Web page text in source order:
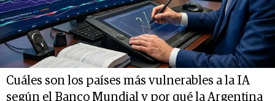
Cuáles son los países más vulnerables a la IA
según el Banco Mundial y por qué la Argentina